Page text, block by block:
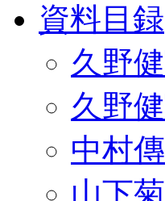
資料目録
久野
久野
中村
山下